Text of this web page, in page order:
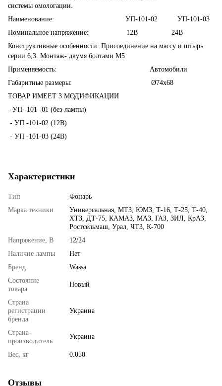
системы омологации.
Наименование: УП-101-02 УП-101-03
Номинальное напряжение: 12В 24В
Конструктивные особенности: Присоединение на массу и штырь
серии 6,3. Монтаж- двумя болтами М5
Применяемость: Автомобили
Габаритные размеры: Ø74х68
ТОВАР ИМЕЕТ 3 МОДИФИКАЦИИ
- УП -101 -01 (без лампы)
- УП -101-02 (12В)
- УП -101-03 (24В)
Характеристики
Тип
Фонарь
Марка техники
Универсальная, МТЗ, ЮМЗ, Т-16, Т-25, Т-40,
ХТЗ, ДТ-75, КАМАЗ, МАЗ, ГАЗ, ЗИЛ, КрАЗ,
Ростсельмаш, Урал, ЧТЗ, К-700
Напряжение, В
12/24
Наличие лампы
Нет
Бренд
Wassa
Состояние
товара
Новый
Страна
регистрации
бренда
Украина
Страна-
производитель
Украина
Вес, кг 0.050
Отзывы